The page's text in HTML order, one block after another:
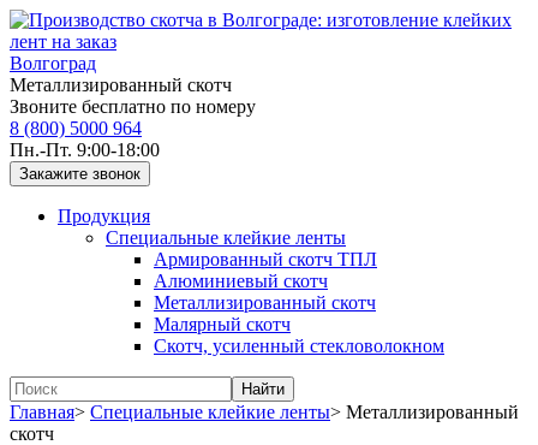
Волгоград
Металлизированный скотч
Звоните бесплатно по номеру
8 (800) 5000 964
Пн.-Пт. 9:00-18:00
Продукция
Специальные клейкие ленты
Армированный скотч ТПЛ
Алюминиевый скотч
Металлизированный скотч
Малярный скотч
Скотч, усиленный стекловолокном
Главная> Специальные клейкие ленты> Металлизированный
скотч